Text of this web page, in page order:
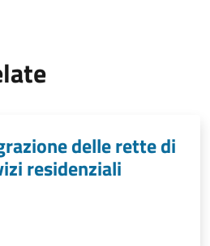
delle rette di
residenziali